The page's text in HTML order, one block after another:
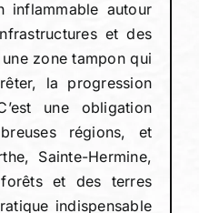
inflammable autour
et des
zone tampon qui
la progression
une obligation
régions, et
Sainte-Hermine,
et des terres
indispensable